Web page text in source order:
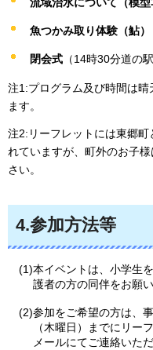
魚つかみ取り体験（鮎）
閉会式 （14時30分道の
注1:プログラム及び時間は
ます。
注2:リーフレットには東郷
れていますが、町外のお子
さい。
4.参加方法等
(1)本イベントは、小学生
護者の方の同伴をお願
(2)参加をご希望の方は、
（木曜日）までにリー
メールにてご連絡いた